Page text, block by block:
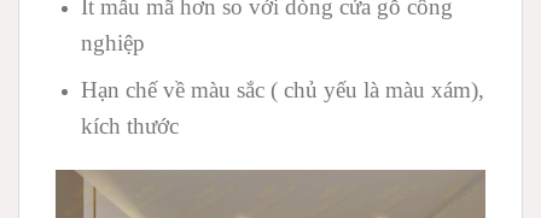
Ít mẫu mã hơn so với dòng cửa gỗ công
nghiệp
Hạn chế về màu sắc ( chủ yếu là màu xám),
kích thước